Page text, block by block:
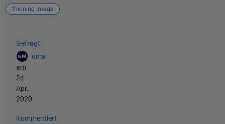
thinning image
Gefragt:
uma
am
24
Apr.
2020
Kommentiert: